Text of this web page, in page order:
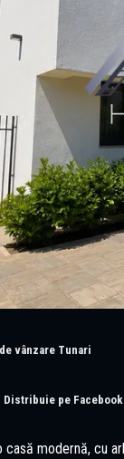
vânzare Tunari
Distribuie pe Facebook
casă modernă, cu